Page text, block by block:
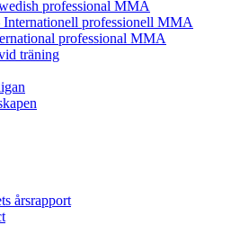
professional MMA
professionell MMA
professional MMA
träning
årsrapport